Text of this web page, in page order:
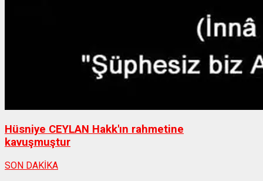
Hüsniye CEYLAN Hakk'ın rahmetine
kavuşmuştur
SON DAKİKA